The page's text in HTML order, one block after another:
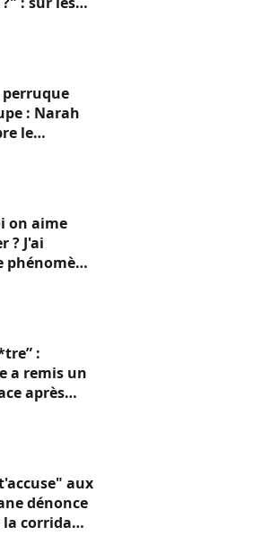
cette
perruque
: Narah
le
avec son
on aime
? J'ai
(et ça
:
a remis un
après
de
aux
dénonce
la corrida
iconique